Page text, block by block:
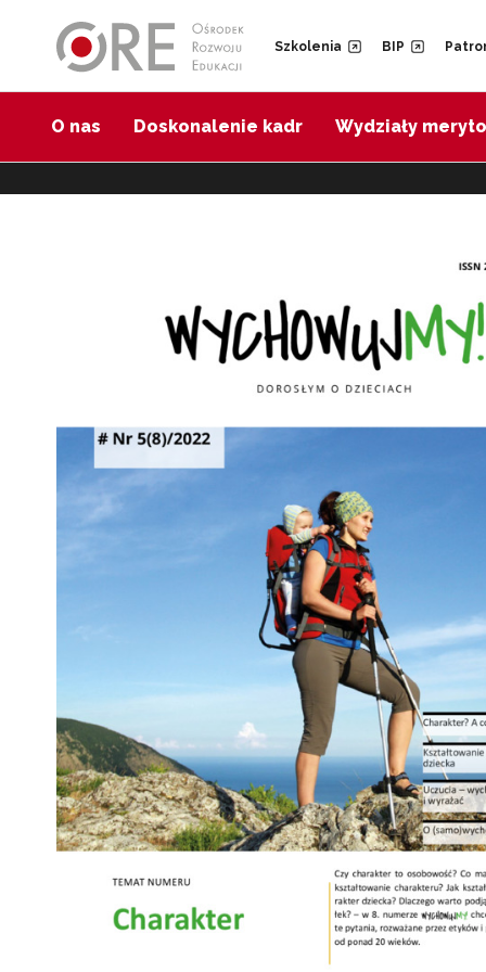
Szkolenia BIP
O nas Doskonalenie kadr Wydziały